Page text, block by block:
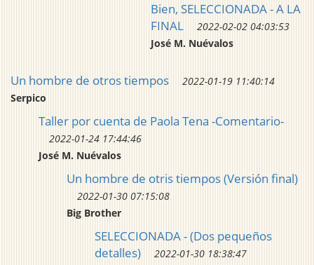
Bien, SELECCIONADA - A LA
FINAL
2022-02-02 04:03:53
José M. Nuévalos
Un hombre de otros tiempos
2022-01-19 11:40:14
Serpico
Taller por cuenta de Paola Tena -Comentario-
2022-01-24 17:44:46
José M. Nuévalos
Un hombre de otris tiempos (Versión final)
2022-01-30 07:15:08
Big Brother
SELECCIONADA - (Dos pequeños
detalles)
2022-01-30 18:38:47